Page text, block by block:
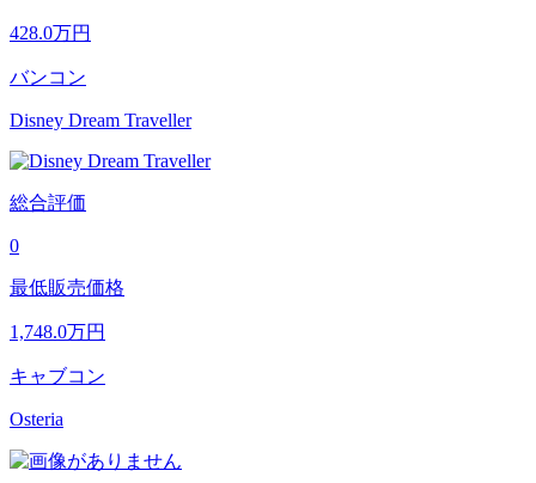
428.0万円
バンコン
Disney Dream Traveller
総合評価
0
最低販売価格
1,748.0万円
キャブコン
Osteria